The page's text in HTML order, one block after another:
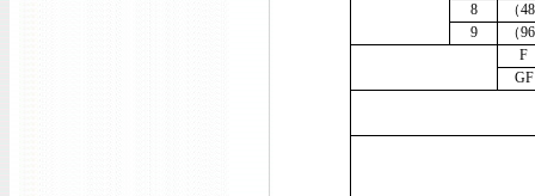
8
（48
9
（96
F
GF